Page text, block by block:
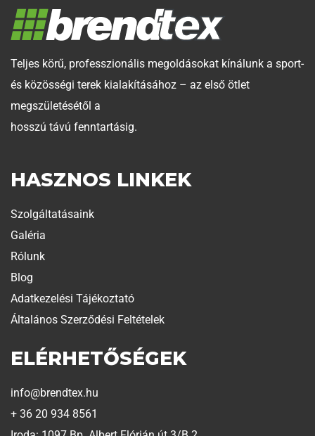
Teljes körű, professzionális megoldásokat kínálunk a sport-
és közösségi terek kialakításához – az első ötlet
megszületésétől a
hosszú távú fenntartásig.
HASZNOS LINKEK
Szolgáltatásaink
Galéria
Rólunk
Blog
Adatkezelési Tájékoztató
Általános Szerződési Feltételek
ELÉRHETŐSÉGEK
info@brendtex.hu
+ 36 20 934 8561